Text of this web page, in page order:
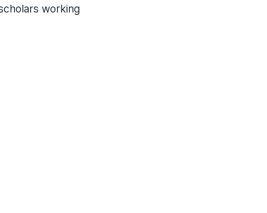
working